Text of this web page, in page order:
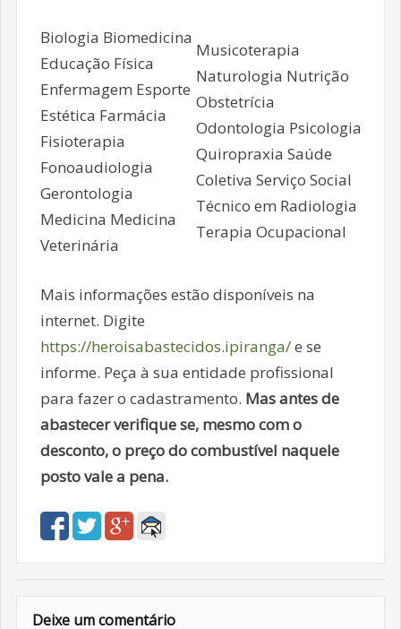
Biologia Biomedicina
Educação Física
Enfermagem Esporte
Estética Farmácia
Fisioterapia
Fonoaudiologia
Gerontologia
Medicina Medicina
Veterinária
Musicoterapia
Naturologia Nutrição
Obstetrícia
Odontologia Psicologia
Quiropraxia Saúde
Coletiva Serviço Social
Técnico em Radiologia
Terapia Ocupacional
Mais informações estão disponíveis na
internet. Digite
https://heroisabastecidos.ipiranga/e se
informe. Peça à sua entidade profissional
para fazer o cadastramento. Mas antes de
abastecer verifique se, mesmo com o
desconto, o preço do combustível naquele
posto vale a pena.
Deixe um comentário